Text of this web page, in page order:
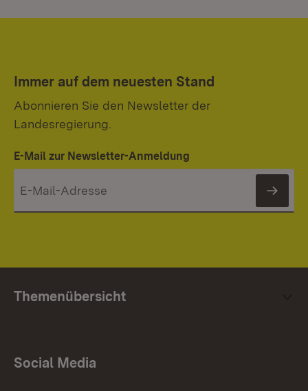
Immer auf dem neuesten Stand
Abonnieren Sie den Newsletter der
Landesregierung.
E-Mail zur Newsletter-Anmeldung
Themenübersicht
Social Media